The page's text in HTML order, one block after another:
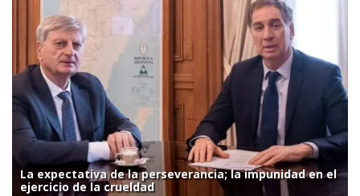
La expectativa de la perseverancia; la impunidad en el
ejercicio de la crueldad